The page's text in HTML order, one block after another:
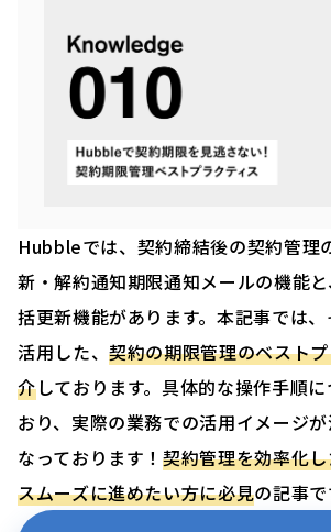
Hubbleでは、契約締結後の契約管理
新・解約通知期限通知メールの機能
括更新機能があります。本記事では
活用した、契約の期限管理のベスト
介しております。具体的な操作手順
おり、実際の業務での活用イメージ
なっております！契約管理を効率化
スムーズに進めたい方に必見の記事で